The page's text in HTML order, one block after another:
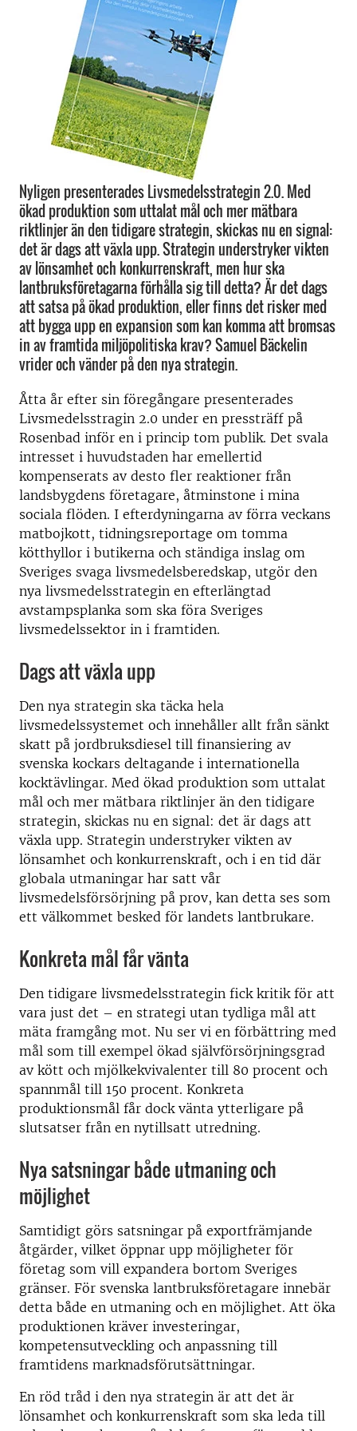
Nyligen presenterades Livsmedelsstrategin 2.0. Med
ökad produktion som uttalat mål och mer mätbara
riktlinjer än den tidigare strategin, skickas nu en signal:
det är dags att växla upp. Strategin understryker vikten
av lönsamhet och konkurrenskraft, men hur ska
lantbruksföretagarna förhålla sig till detta? Är det dags
att satsa på ökad produktion, eller finns det risker med
att bygga upp en expansion som kan komma att bromsas
in av framtida miljöpolitiska krav? Samuel Bäckelin
vrider och vänder på den nya strategin.
Åtta år efter sin föregångare presenterades
Livsmedelsstragin 2.0 under en pressträff på
Rosenbad inför en i princip tom publik. Det svala
intresset i huvudstaden har emellertid
kompenserats av desto fler reaktioner från
landsbygdens företagare, åtminstone i mina
sociala flöden. I efterdyningarna av förra veckans
matbojkott, tidningsreportage om tomma
kötthyllor i butikerna och ständiga inslag om
Sveriges svaga livsmedelsberedskap, utgör den
nya livsmedelsstrategin en efterlängtad
avstampsplanka som ska föra Sveriges
livsmedelssektor in i framtiden.
Dags att växla upp
Den nya strategin ska täcka hela
livsmedelssystemet och innehåller allt från sänkt
skatt på jordbruksdiesel till finansiering av
svenska kockars deltagande i internationella
kocktävlingar. Med ökad produktion som uttalat
mål och mer mätbara riktlinjer än den tidigare
strategin, skickas nu en signal: det är dags att
växla upp. Strategin understryker vikten av
lönsamhet och konkurrenskraft, och i en tid där
globala utmaningar har satt vår
livsmedelsförsörjning på prov, kan detta ses som
ett välkommet besked för landets lantbrukare.
Konkreta mål får vänta
Den tidigare livsmedelsstrategin fick kritik för att
vara just det – en strategi utan tydliga mål att
mäta framgång mot. Nu ser vi en förbättring med
mål som till exempel ökad självförsörjningsgrad
av kött och mjölkekvivalenter till 80 procent och
spannmål till 150 procent. Konkreta
produktionsmål får dock vänta ytterligare på
slutsatser från en nytillsatt utredning.
Nya satsningar både utmaning och
möjlighet
Samtidigt görs satsningar på exportfrämjande
åtgärder, vilket öppnar upp möjligheter för
företag som vill expandera bortom Sveriges
gränser. För svenska lantbruksföretagare innebär
detta både en utmaning och en möjlighet. Att öka
produktionen kräver investeringar,
kompetensutveckling och anpassning till
framtidens marknadsförutsättningar.
En röd tråd i den nya strategin är att det är
lönsamhet och konkurrenskraft som ska leda till